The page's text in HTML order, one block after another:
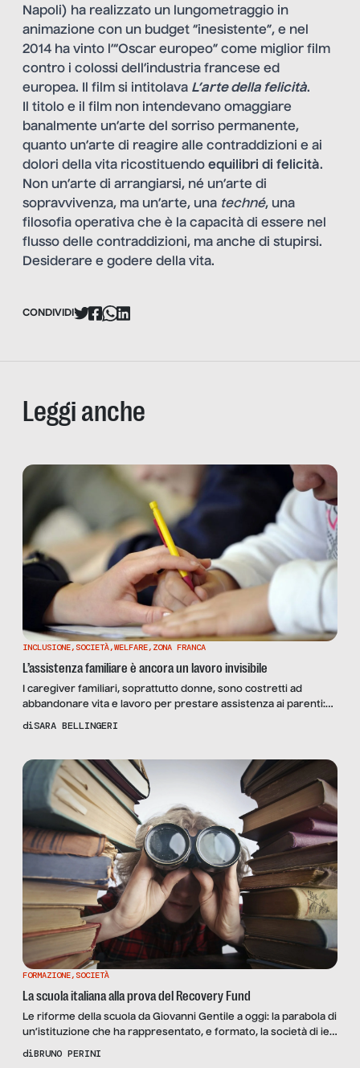
Napoli) ha realizzato un lungometraggio in
animazione con un budget “inesistente”, e nel
2014 ha vinto l’“Oscar europeo” come miglior film
contro i colossi dell’industria francese ed
europea. Il film si intitolava L’arte della felicità.
Il titolo e il film non intendevano omaggiare
banalmente un’arte del sorriso permanente,
quanto un’arte di reagire alle contraddizioni e ai
dolori della vita ricostituendo equilibri di felicità.
Non un’arte di arrangiarsi, né un’arte di
sopravvivenza, ma un’arte, una techné, una
filosofia operativa che è la capacità di essere nel
flusso delle contraddizioni, ma anche di stupirsi.
Desiderare e godere della vita.
CONDIVIDI
Leggi anche
INCLUSIONE, SOCIETÀ,WELFARE, ZONA FRANCA
L’assistenza familiare è ancora un lavoro invisibile
I caregiver familiari, soprattutto donne, sono costretti ad
abbandonare vita e lavoro per prestare assistenza ai parenti:
“Sostegno solo ai disabili. E a noi? Chiediamo reddito, tutele e
diSARA BELLINGERI
FORMAZIONE, SOCIETÀ
La scuola italiana alla prova del Recovery Fund
Le riforme della scuola da Giovanni Gentile a oggi: la parabola di
un’istituzione che ha rappresentato, e formato, la società di ieri
e oggi.
diBRUNO PERINI